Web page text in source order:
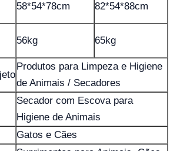
58*54*78cm 82*54*88cm
56kg 65kg
Produtos para Limpeza e Higiene
de Animais / Secadores
Secador com Escova para
Higiene de Animais
Gatos e Cães